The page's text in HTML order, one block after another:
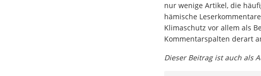
nur wenige Artikel, die
hämische
Klimaschutz vor allem als
Kommentarspalten derart
Dieser Beitrag ist auch als